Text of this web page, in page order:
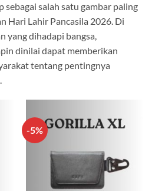
salah satu gambar paling
Hari Lahir Pancasila 2026. Di
yang dihadapi bangsa,
dinilai dapat memberikan
tentang pentingnya
-5%